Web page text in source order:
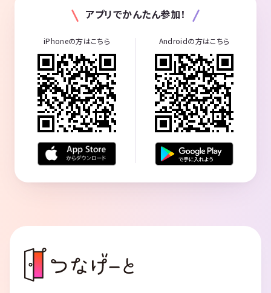
アプリでかんたん参加！
iPhoneの方はこちら Androidの方はこちら